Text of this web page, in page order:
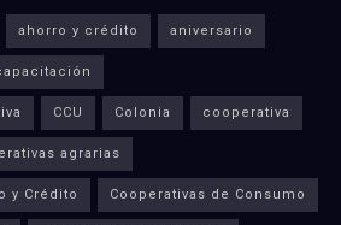
ahorro y crédito aniversario
CCU Colonia cooperativa
agrarias
y Crédito Cooperativas de Consumo